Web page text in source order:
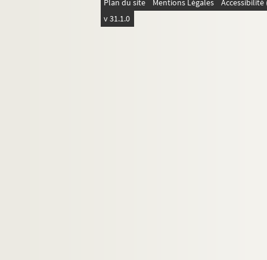
Plan du site Mentions Légales
v 31.1.0